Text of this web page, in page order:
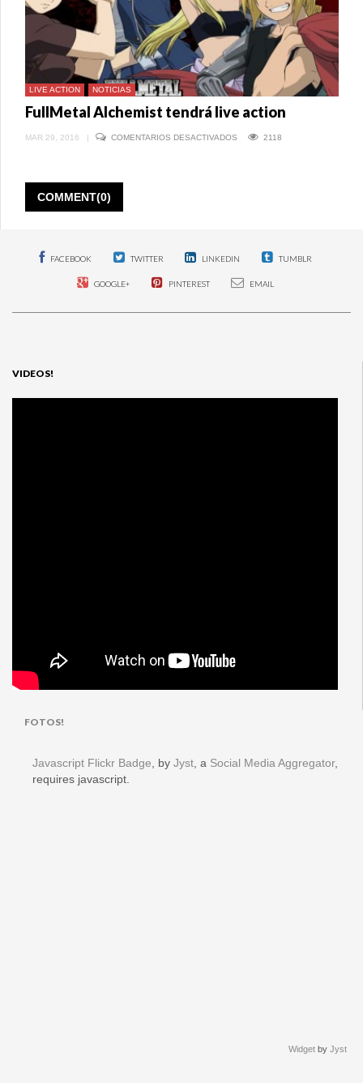
LIVE ACTION NOTICIAS
FullMetal Alchemist tendrá live action
MAR 29, 2016 COMENTARIOS DESACTIVADOS 2118
COMMENT(0)
FACEBOOK TWITTER LINKEDIN TUMBLR
GOOGLE+ PINTEREST EMAIL
VIDEOS!
FOTOS!
Javascript Flickr Badge, by Jyst, a Social Media Aggregator,
requires javascript.
Widget by Jyst